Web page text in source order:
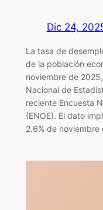
Dic 24,
La tasa de
de la población
noviembre de
Nacional de
reciente Encuesta
(ENOE). El dato
2.6% de